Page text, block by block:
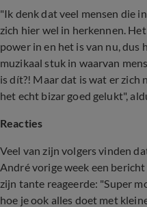
"Ik denk dat veel mensen die
zich hier wel in herkennen.
power in en het is van nu, dus
muzikaal stuk in waarvan
is dít?! Maar dat is wat er zich
het echt bizar goed gelukt",
Reacties
Veel van zijn volgers vinden
André vorige week een
zijn tante reageerde: "Super
hoe je ook alles doet met